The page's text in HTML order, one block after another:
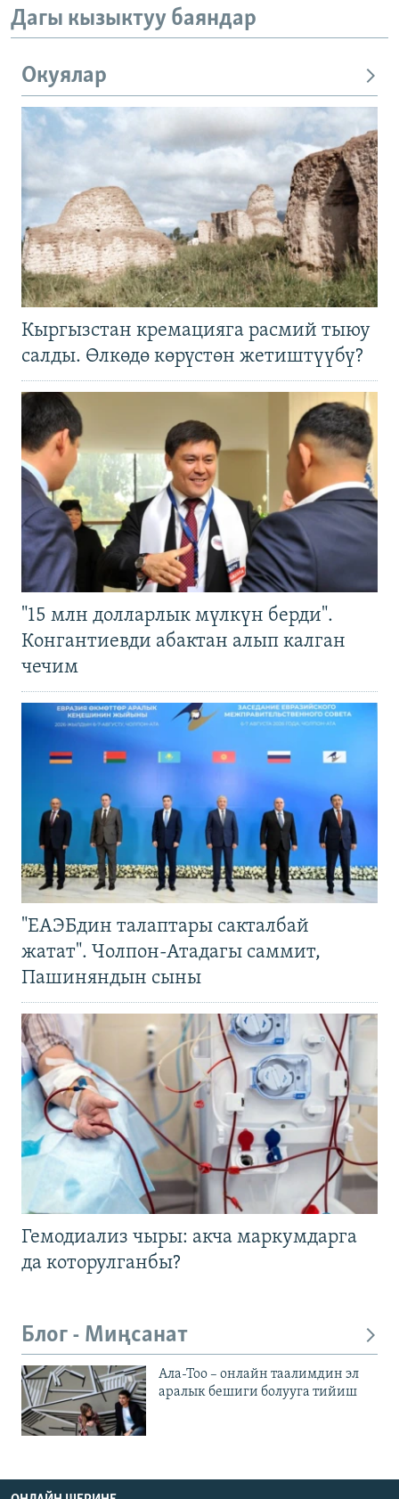
Дагы кызыктуу баяндар
Окуялар
Кыргызстан кремацияга расмий тыюу
салды. Өлкөдө көрүстөн жетиштүүбү?
"15 млн долларлык мүлкүн берди".
Конгантиевди абактан алып калган
чечим
"ЕАЭБдин талаптары сакталбай
жатат". Чолпон-Атадагы саммит,
Пашиняндын сыны
Гемодиализ чыры: акча маркумдарга
да которулганбы?
Блог - Миңсанат
Ала-Тоо – онлайн таалимдин эл
аралык бешиги болууга тийиш